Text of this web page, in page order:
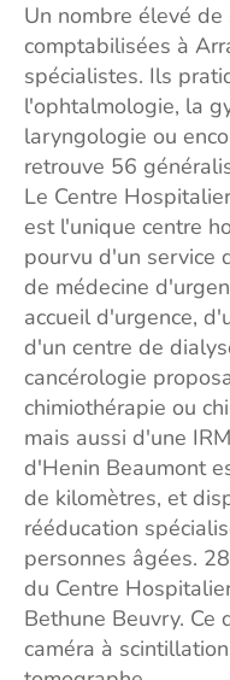
Un nombre élevé
comptabilisées à
spécialistes. Ils
l'ophtalmologie, la
laryngologie ou
retrouve 56
Le Centre
est l'unique centre
pourvu d'un service
de médecine
accueil d'urgence,
d'un centre de
cancérologie
chimiothérapie ou
mais aussi d'une
d'Henin Beaumont
de kilomètres, et
rééducation
personnes âgées.
du Centre
Bethune Beuvry. Ce
caméra à